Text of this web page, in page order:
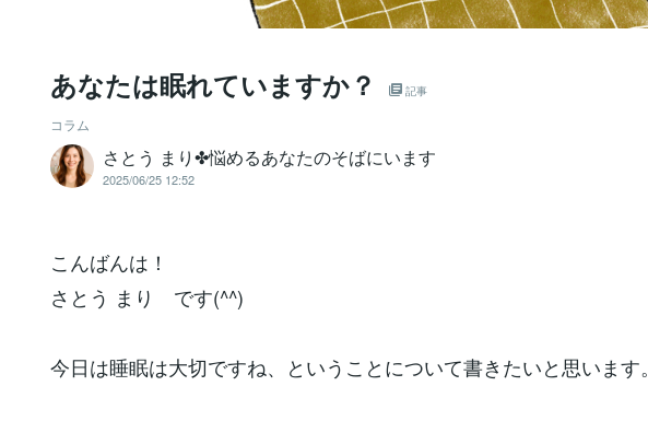
あなたは眠れていますか？ 記事
コラム
さとう まり✤悩めるあなたのそばにいます
2025/06/25 12:52
こんばんは！
さとう まり です(^^)
今日は睡眠は大切ですね、ということについて書きたいと思います。